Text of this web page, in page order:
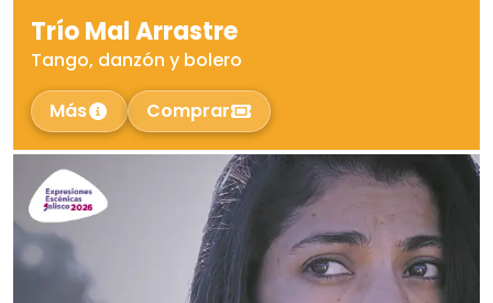
Trío Mal Arrastre
Tango, danzón y bolero
Más
Comprar